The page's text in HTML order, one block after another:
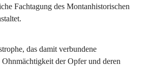
Fachtagung des Montanhistorischen
das damit verbundene
der Opfer und deren